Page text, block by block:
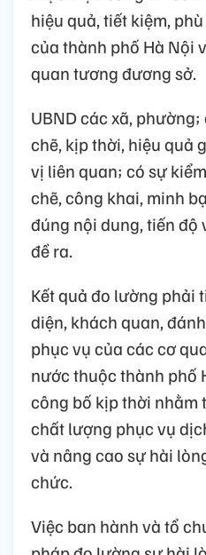
hiệu quả, tiết kiệm,
của thành phố Hà Nội
quan tương đương sở.
UBND các xã,
chẽ, kịp thời, hiệu quả
vị liên quan; có sự
chẽ, công khai, minh
đúng nội dung, tiến độ
đề ra.
Kết quả đo lường phải
diện, khách quan,
phục vụ của các cơ
nước thuộc thành phố
công bố kịp thời nhằm
chất lượng phục vụ
và nâng cao sự hài
chức.
Việc ban hành và tổ